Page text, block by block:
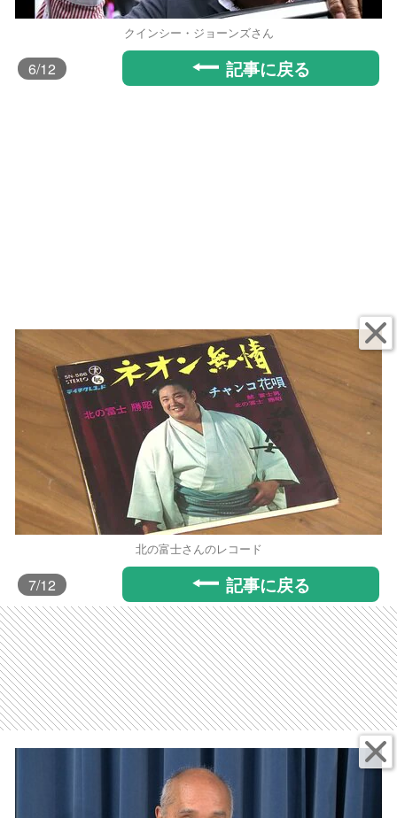
クインシー・ジョーンズさん
6/12 記事に戻る
北の富士さんのレコード
7/12 記事に戻る